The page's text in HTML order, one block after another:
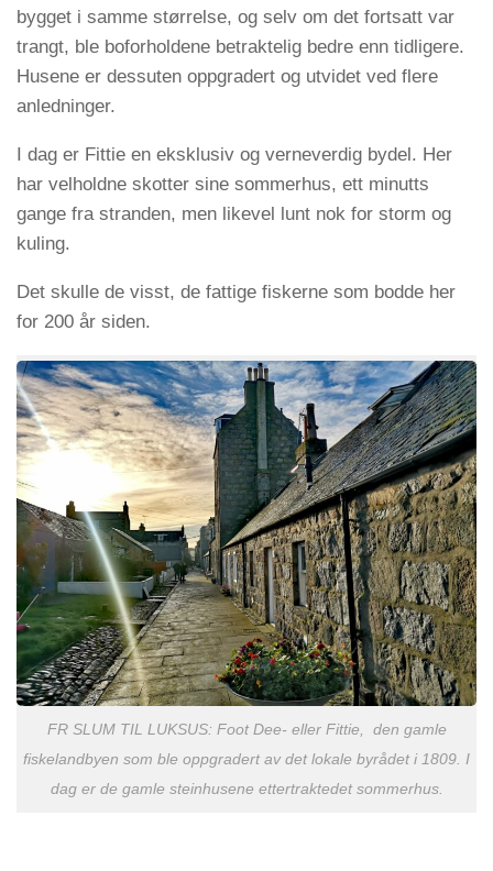
bygget i samme størrelse, og selv om det fortsatt var
trangt, ble boforholdene betraktelig bedre enn tidligere.
Husene er dessuten oppgradert og utvidet ved flere
anledninger.
I dag er Fittie en eksklusiv og verneverdig bydel. Her
har velholdne skotter sine sommerhus, ett minutts
gange fra stranden, men likevel lunt nok for storm og
kuling.
Det skulle de visst, de fattige fiskerne som bodde her
for 200 år siden.
FR SLUM TIL LUKSUS: Foot Dee- eller Fittie, den gamle
fiskelandbyen som ble oppgradert av det lokale byrådet i 1809. I
dag er de gamle steinhusene ettertraktedet sommerhus.